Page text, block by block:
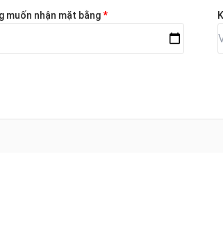
muốn nhận mặt bằng*